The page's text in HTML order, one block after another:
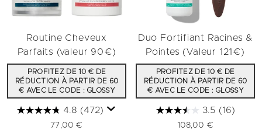
Routine Cheveux
Parfaits (valeur 90€)
PROFITEZ DE 10 € DE
RÉDUCTION À PARTIR DE 60
€ AVEC LE CODE : GLOSSY
4.8 (472)
77,00 €
Duo Fortifiant Racines &
Pointes (Valeur 121€)
PROFITEZ DE 10 € DE
RÉDUCTION À PARTIR DE 60
€ AVEC LE CODE : GLOSSY
3.5 (16)
108,00 €